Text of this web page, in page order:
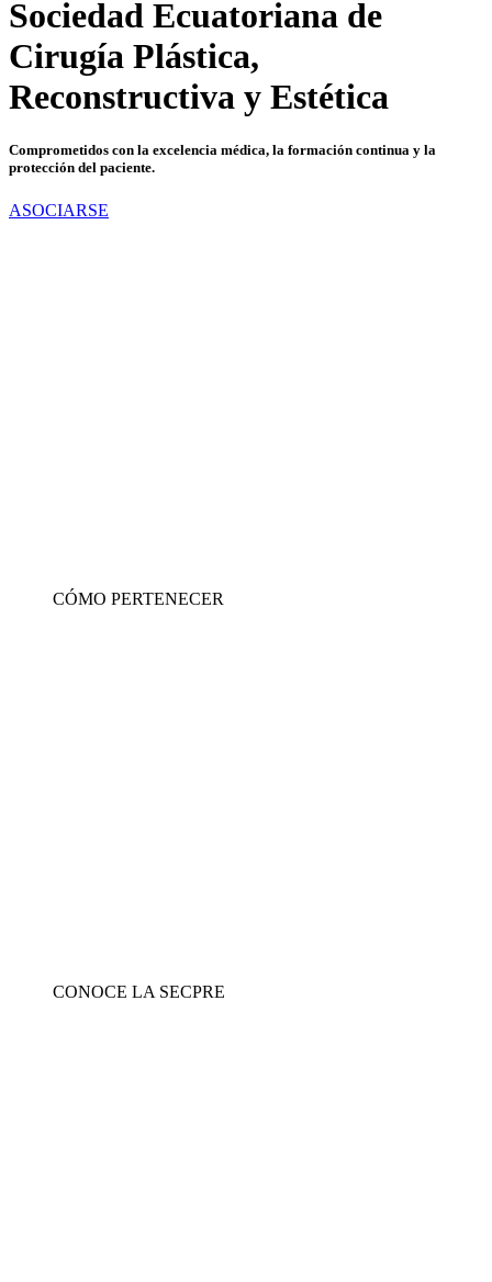
Sociedad Ecuatoriana de
Cirugía Plástica,
Reconstructiva y Estética
Comprometidos con la excelencia médica, la formación continua y la
protección del paciente.
ASOCIARSE
CÓMO PERTENECER
CONOCE LA SECPRE